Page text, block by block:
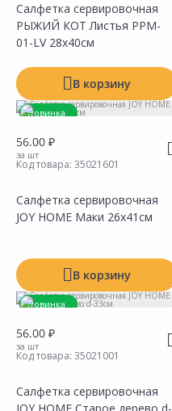
Салфетка сервировочная
РЫЖИЙ КОТ Листья PPM-
01-LV 28х40см
В корзину
Новинка
56.00 ₽
за шт
Код товара: 35021601
Салфетка сервировочная
JOY HOME Маки 26х41см
В корзину
Новинка
56.00 ₽
за шт
Код товара: 35021001
Салфетка сервировочная